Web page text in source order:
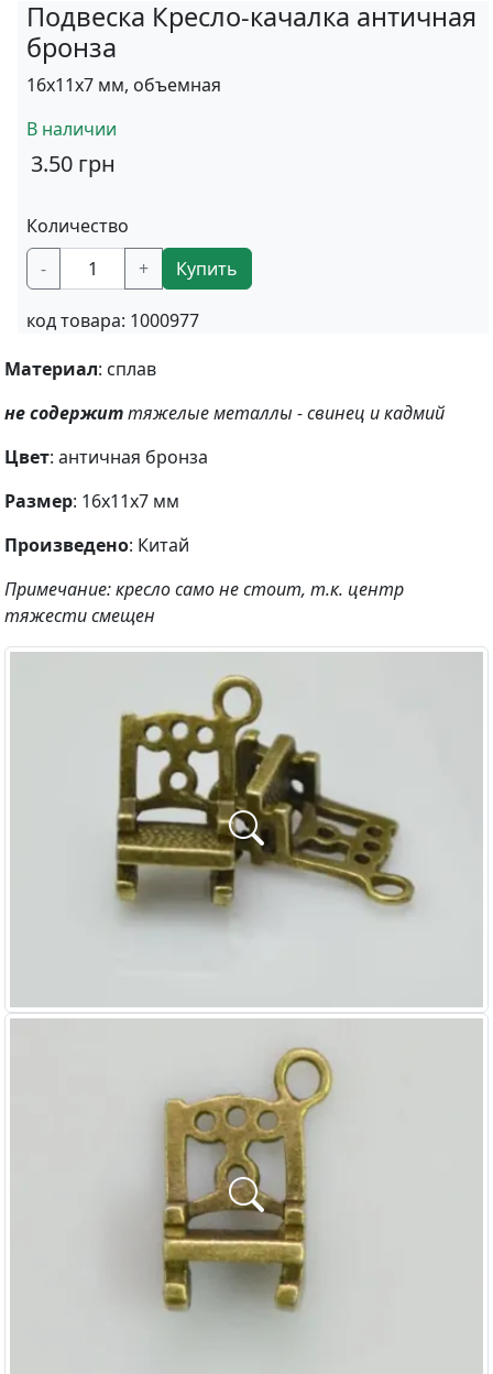
Подвеска Кресло-качалка античная
бронза
16х11х7 мм, объемная
В наличии
3.50 грн
Количество
-
+ Купить
код товара: 1000977
Материал: сплав
не содержиттяжелые металлы - свинец и кадмий
Цвет: античная бронза
Размер: 16х11х7 мм
Произведено: Китай
Примечание: кресло само не стоит, т.к. центр
тяжести смещен